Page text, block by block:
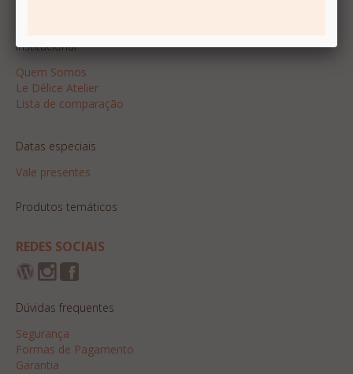
Institucional
Quem Somos
Le Délice Atelier
Lista de comparação
Datas especiais
Vale presentes
Produtos temáticos
REDES SOCIAIS
Dúvidas frequentes
Segurança
Formas de Pagamento
Garantia